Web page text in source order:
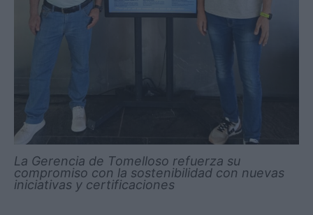
La Gerencia de Tomelloso refuerza su
compromiso con la sostenibilidad con nuevas
iniciativas y certificaciones